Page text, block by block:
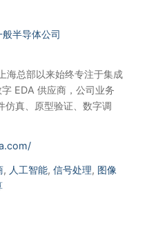
般半导体公司
海总部以来始终专注于集成
EDA 供应商，公司业务
仿真、原型验证、数字调
, 人工智能, 信号处理, 图像